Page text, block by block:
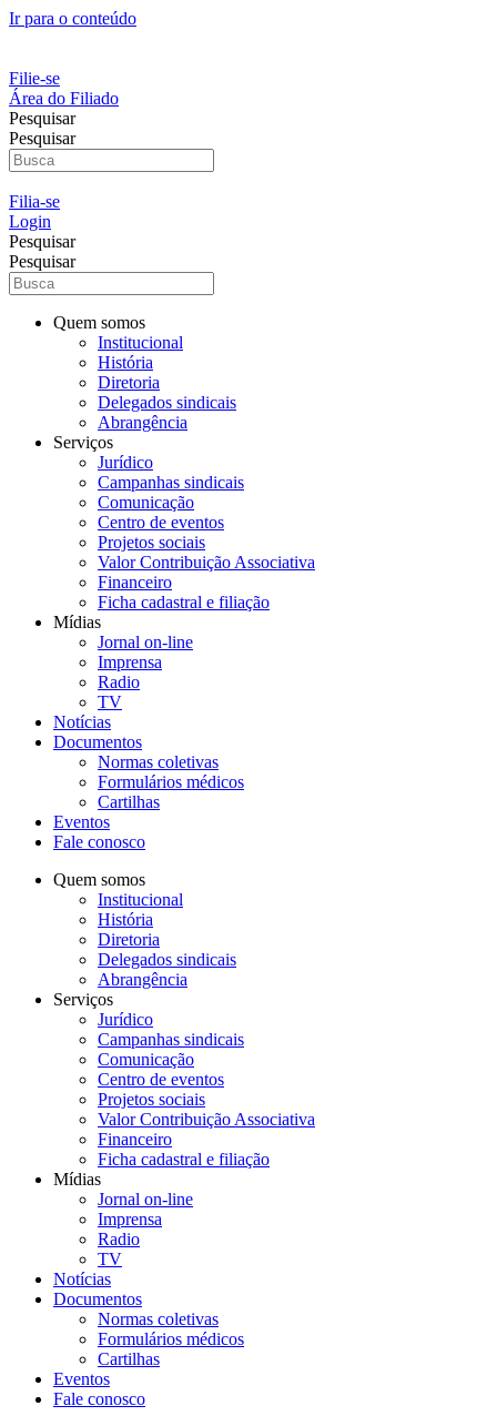
Ir para o conteúdo
Filie-se
Área do Filiado
Pesquisar
Pesquisar
Filia-se
Login
Pesquisar
Pesquisar
Quem somos
Institucional
História
Diretoria
Delegados sindicais
Abrangência
Serviços
Jurídico
Campanhas sindicais
Comunicação
Centro de eventos
Projetos sociais
Valor Contribuição Associativa
Financeiro
Ficha cadastral e filiação
Mídias
Jornal on-line
Imprensa
Radio
TV
Notícias
Documentos
Normas coletivas
Formulários médicos
Cartilhas
Eventos
Fale conosco
Quem somos
Institucional
História
Diretoria
Delegados sindicais
Abrangência
Serviços
Jurídico
Campanhas sindicais
Comunicação
Centro de eventos
Projetos sociais
Valor Contribuição Associativa
Financeiro
Ficha cadastral e filiação
Mídias
Jornal on-line
Imprensa
Radio
TV
Notícias
Documentos
Normas coletivas
Formulários médicos
Cartilhas
Eventos
Fale conosco